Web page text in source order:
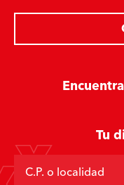
Tu
C.P. o localidad